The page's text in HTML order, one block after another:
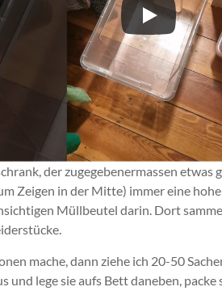
der zugegebenermassen etwas
Zeigen in der Mitte) immer eine
Müllbeutel darin. Dort
mache, dann ziehe ich 20-50
und lege sie aufs Bett daneben,